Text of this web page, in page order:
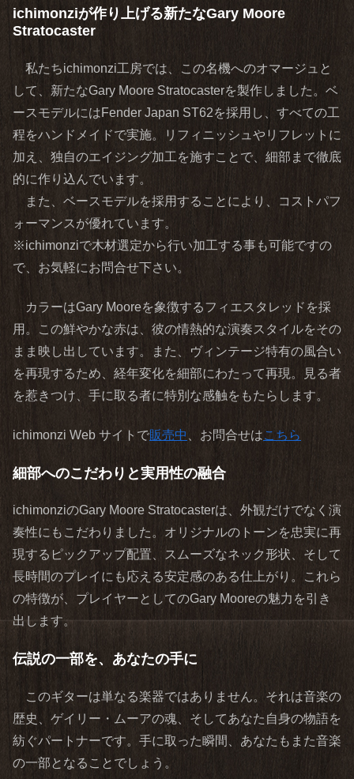
ichimonziが作り上げる新たなGary Moore
Stratocaster
私たちichimonzi工房では、この名機へのオマージュと
して、新たなGary Moore Stratocasterを製作しました。ベ
ースモデルにはFender Japan ST62を採用し、すべての工
程をハンドメイドで実施。リフィニッシュやリフレットに
加え、独自のエイジング加工を施すことで、細部まで徹底
的に作り込んでいます。
また、ベースモデルを採用することにより、コストパフ
ォーマンスが優れています。
※ichimonziで木材選定から行い加工する事も可能ですの
で、お気軽にお問合せ下さい。
カラーはGary Mooreを象徴するフィエスタレッドを採
用。この鮮やかな赤は、彼の情熱的な演奏スタイルをその
まま映し出しています。また、ヴィンテージ特有の風合い
を再現するため、経年変化を細部にわたって再現。見る者
を惹きつけ、手に取る者に特別な感触をもたらします。
ichimonzi Web サイトで販売中 、お問合せはこちら
細部へのこだわりと実用性の融合
ichimonziのGary Moore Stratocasterは、外観だけでなく演
奏性にもこだわりました。オリジナルのトーンを忠実に再
現するピックアップ配置、スムーズなネック形状、そして
長時間のプレイにも応える安定感のある仕上がり。これら
の特徴が、プレイヤーとしてのGary Mooreの魅力を引き
出します。
伝説の一部を、あなたの手に
このギターは単なる楽器ではありません。それは音楽の
歴史、ゲイリー・ムーアの魂、そしてあなた自身の物語を
紡ぐパートナーです。手に取った瞬間、あなたもまた音楽
の一部となることでしょう。